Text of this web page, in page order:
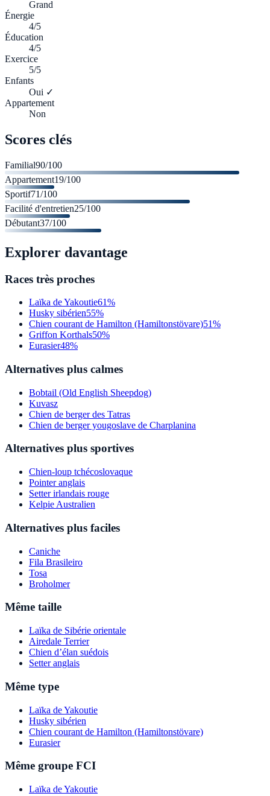
Grand
Énergie
4/5
Éducation
4/5
Exercice
5/5
Enfants
Oui ✓
Appartement
Non
Scores clés
Familial90/100
Appartement19/100
Sportif71/100
Facilité d'entretien25/100
Débutant37/100
Explorer davantage
Races très proches
Laïka de Yakoutie61%
Husky sibérien55%
Chien courant de Hamilton (Hamiltonstövare)51%
Griffon Korthals50%
Eurasier48%
Alternatives plus calmes
Bobtail (Old English Sheepdog)
Kuvasz
Chien de berger des Tatras
Chien de berger yougoslave de Charplanina
Alternatives plus sportives
Chien-loup tchécoslovaque
Pointer anglais
Setter irlandais rouge
Kelpie Australien
Alternatives plus faciles
Caniche
Fila Brasileiro
Tosa
Broholmer
Même taille
Laïka de Sibérie orientale
Airedale Terrier
Chien d’élan suédois
Setter anglais
Même type
Laïka de Yakoutie
Husky sibérien
Chien courant de Hamilton (Hamiltonstövare)
Eurasier
Même groupe FCI
Laïka de Yakoutie